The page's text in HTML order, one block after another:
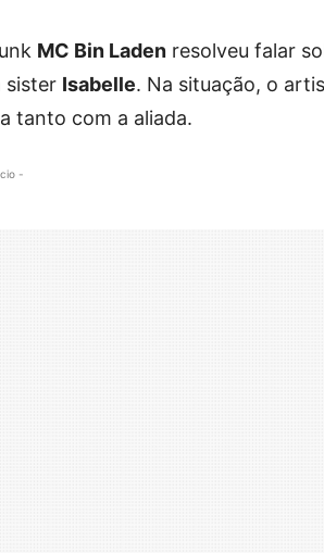
MC Bin Laden resolveu falar
sister Isabelle. Na situação, o
tanto com a aliada.
-